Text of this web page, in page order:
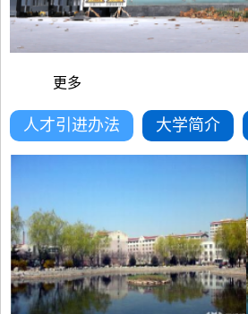
更多
人才引进办法 大学简介